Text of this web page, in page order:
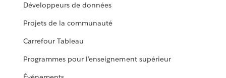
Développeurs de données
Projets de la communauté
Carrefour Tableau
Programmes pour l’enseignement supérieur